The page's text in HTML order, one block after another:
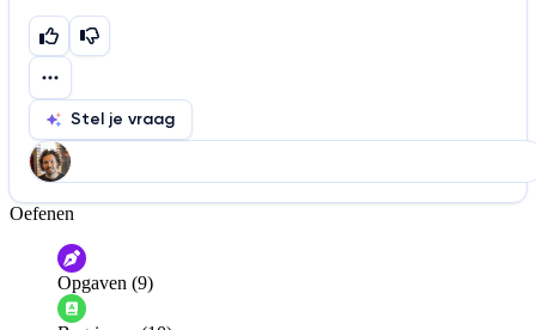
Stel je vraag
Help ons de video te verbeteren
De audio is slecht
Informatie is onjuist
Oefenen
Opgaven (9)